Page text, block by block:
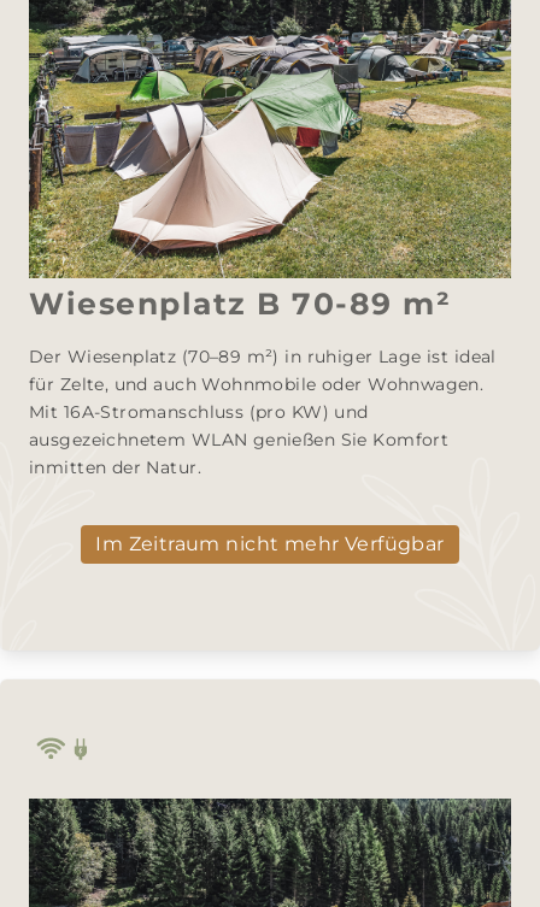
Wiesenplatz B 70-89 m²
Der Wiesenplatz (70–89 m²) in ruhiger Lage ist ideal
für Zelte, und auch Wohnmobile oder Wohnwagen.
Mit 16A-Stromanschluss (pro KW) und
ausgezeichnetem WLAN genießen Sie Komfort
inmitten der Natur.
Im Zeitraum nicht mehr Verfügbar